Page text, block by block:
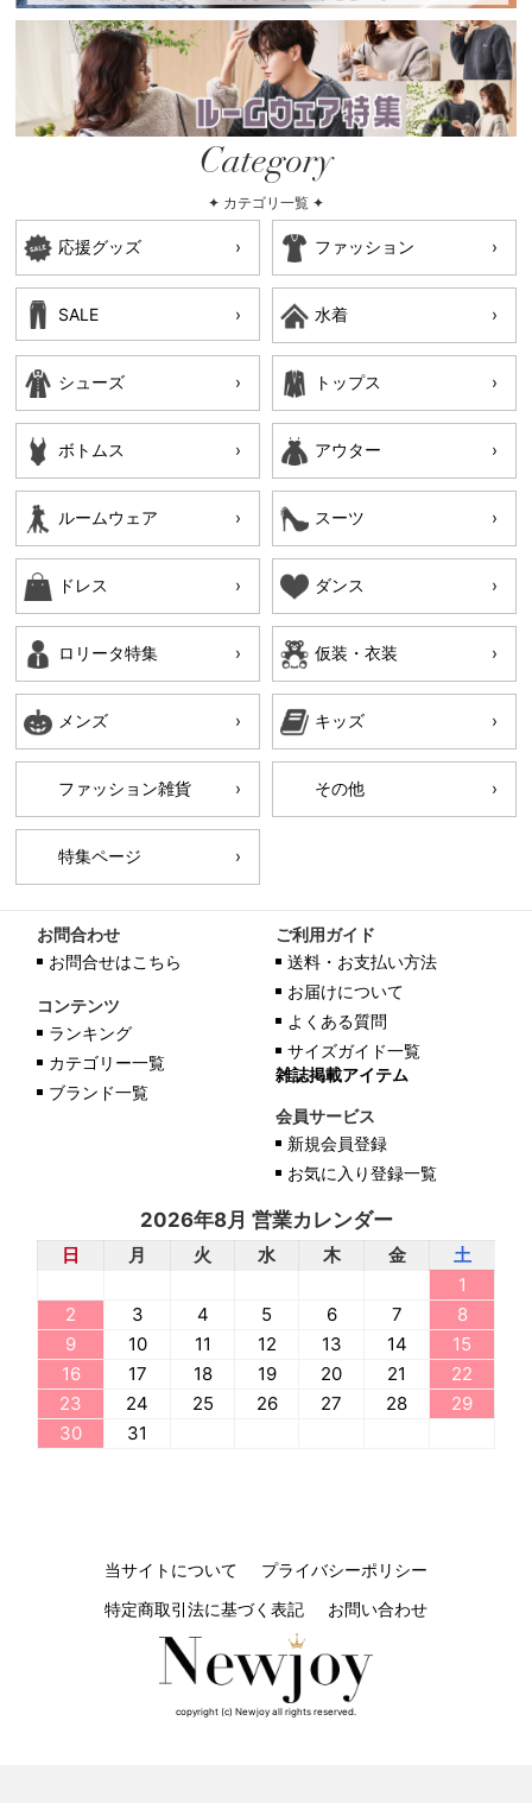
Category
✦ カテゴリ一覧 ✦
応援グッズ ファッション
SALE 水着
シューズ トップス
ボトムス アウター
ルームウェア スーツ
ドレス ダンス
ロリータ特集 仮装・衣装
メンズ キッズ
ファッション雑貨 その他
特集ページ
お問合わせ
お問合せはこちら
コンテンツ
ランキング
カテゴリー一覧
ブランド一覧
ご利用ガイド
送料・お支払い方法
お届けについて
よくある質問
サイズガイド一覧
雑誌掲載アイテム
会員サービス
新規会員登録
お気に入り登録一覧
2026年8月 営業カレンダー
日 月 火 水 木 金
土
1
2
3 4 5 6 7
8
9
10 11 12 13 14
15
16
17 18 19 20 21
22
23
24 25 26 27 28
29
30
31
当サイトについて
プライバシーポリシー
特定商取引法に基づく表記
お問い合わせ
copyright (c) Newjoy all rights reserved.